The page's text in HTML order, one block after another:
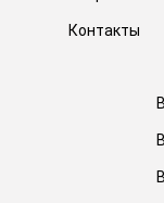
Контакты